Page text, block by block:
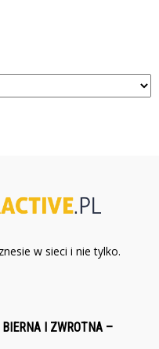
w sieci i nie tylko.
I ZWROTNA –